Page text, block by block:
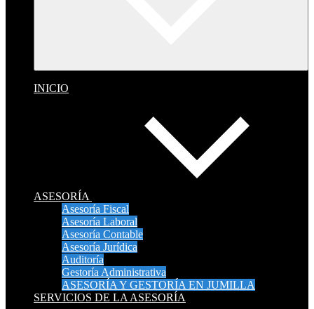
INICIO
ASESORÍA
Asesoría Fiscal
Asesoría Laboral
Asesoría Contable
Asesoría Jurídica
Auditoría
Gestoría Administrativa
ASESORÍA Y GESTORÍA EN JUMILLA
SERVICIOS DE LA ASESORÍA